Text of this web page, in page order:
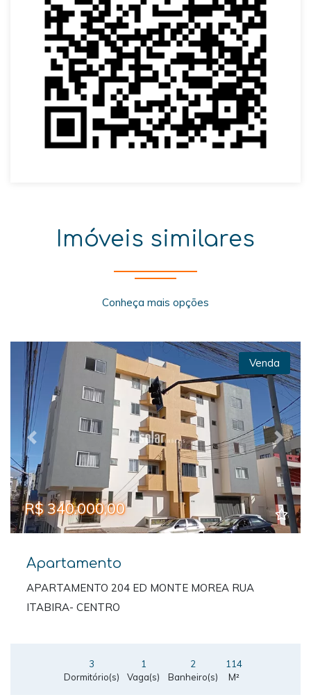
Imóveis similares
Conheça mais opções
Previous Next
Venda
R$ 340.000,00
Apartamento
APARTAMENTO 204 ED MONTE MOREA RUA
ITABIRA- CENTRO
3
Dormitório(s)
1
Vaga(s)
2
Banheiro(s)
114
M²